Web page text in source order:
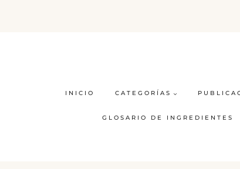
INICIO CATEGORÍAS
GLOSARIO DE INGREDIENTES